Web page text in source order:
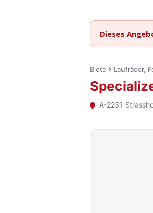
Dieses
Biete Laufräder,
A-2231